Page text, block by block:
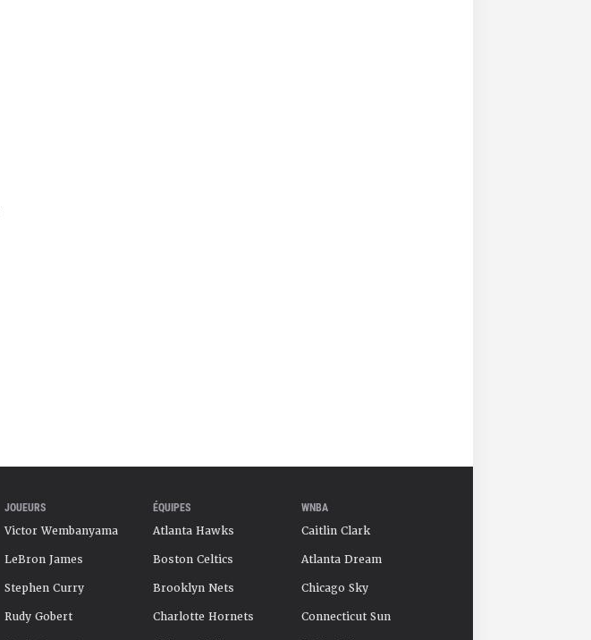
JOUEURS
Victor Wembanyama
LeBron James
Stephen Curry
Rudy Gobert
ÉQUIPES
Atlanta Hawks
Boston Celtics
Brooklyn Nets
Charlotte Hornets
WNBA
Caitlin Clark
Atlanta Dream
Chicago Sky
Connecticut Sun